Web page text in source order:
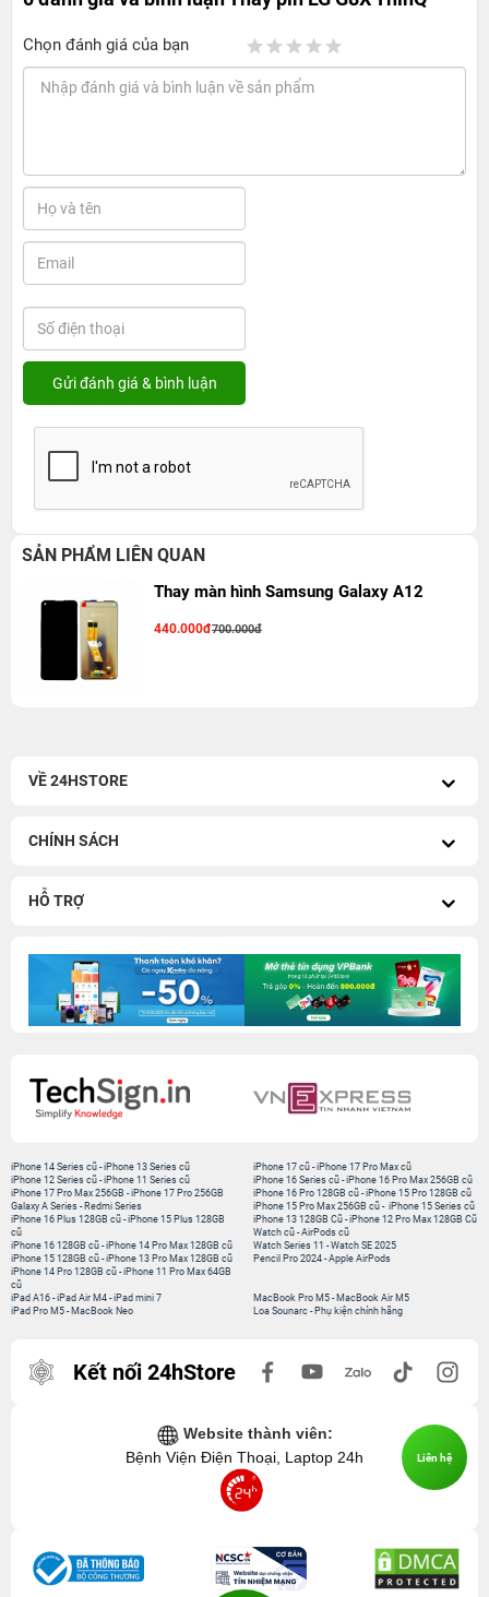
Chọn đánh giá của bạn
SẢN PHẨM LIÊN QUAN
Thay màn hình Samsung Galaxy A12
440.000đ700.000đ
VỀ 24HSTORE
CHÍNH SÁCH
HỖ TRỢ
iPhone 14 Series cũ -iPhone 13 Series cũ
iPhone 12 Series cũ -iPhone 11 Series cũ
iPhone 17 Pro Max 256GB -iPhone 17 Pro 256GB
Galaxy A Series - Redmi Series
iPhone 17 cũ-iPhone 17 Pro Max cũ
iPhone 16 Series cũ- iPhone 16 Pro Max 256GB cũ
iPhone 16 Pro 128GB cũ-iPhone 15 Pro 128GB cũ
iPhone 15 Pro Max 256GB cũ- iPhone 15 Series cũ
iPhone 16 Plus 128GB cũ -iPhone 15 Plus 128GB
cũ
iPhone 16 128GB cũ -iPhone 14 Pro Max 128GB cũ
iPhone 15 128GB cũ -iPhone 13 Pro Max 128GB cũ
iPhone 14 Pro 128GB cũ -iPhone 11 Pro Max 64GB
cũ
iPhone 13 128GB Cũ-iPhone 12 Pro Max 128GB Cũ
Watch cũ-AirPods cũ
Watch Series 11 -Watch SE 2025
Pencil Pro 2024-Apple AirPods
iPad A16 -iPad Air M4 -iPad mini 7
iPad Pro M5 - MacBook Neo
MacBook Pro M5- MacBook Air M5
Loa Sounarc- Phụ kiện chính hãng
Kết nối 24hStore
Website thành viên:
Bệnh Viện Điện Thoại, Laptop 24h
Liên hệ